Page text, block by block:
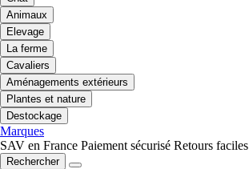
Animaux
Elevage
La ferme
Cavaliers
Aménagements extérieurs
Plantes et nature
Destockage
Marques
SAV en France Paiement sécurisé Retours faciles
Rechercher